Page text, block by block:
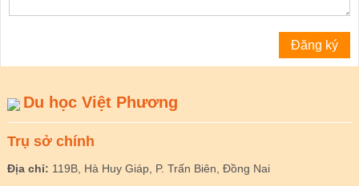
Du học Việt Phương
Trụ sở chính
Địa chỉ: 119B, Hà Huy Giáp, P. Trấn Biên, Đồng Nai